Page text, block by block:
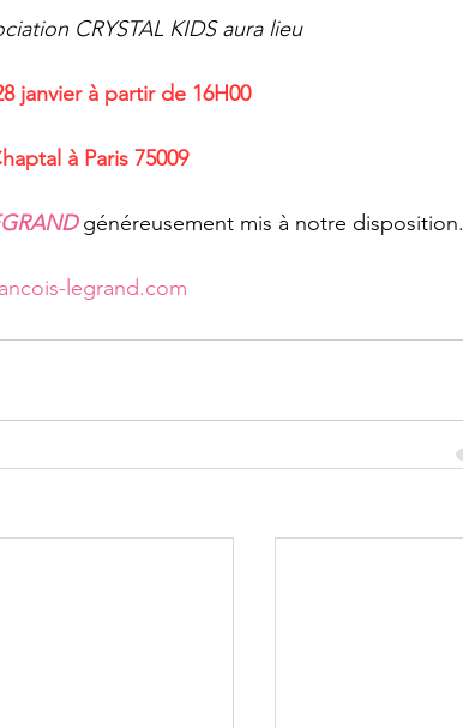
CRYSTAL KIDS aura lieu
janvier à partir de 16H00
à Paris 75009
généreusement mis à notre disposition.
legrand.com